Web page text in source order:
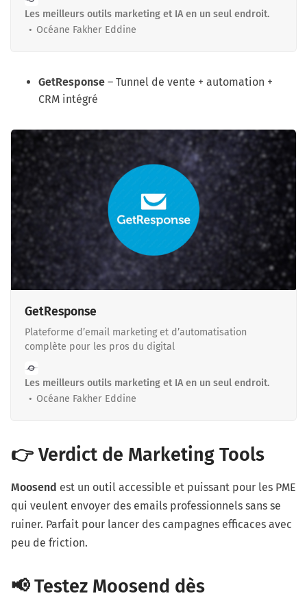
Les meilleurs outils marketing et IA en un seul endroit.
Océane Fakher Eddine
GetResponse – Tunnel de vente + automation +
CRM intégré
GetResponse
Plateforme d’email marketing et d’automatisation
complète pour les pros du digital
Les meilleurs outils marketing et IA en un seul endroit.
Océane Fakher Eddine
👉 Verdict de Marketing Tools
Moosend est un outil accessible et puissant pour les PME
qui veulent envoyer des emails professionnels sans se
ruiner. Parfait pour lancer des campagnes efficaces avec
peu de friction.
📢 Testez Moosend dès